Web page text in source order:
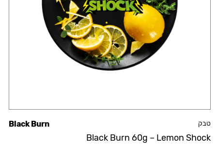
טבק
Black Burn 60g – Lemon Shock
Black Burn